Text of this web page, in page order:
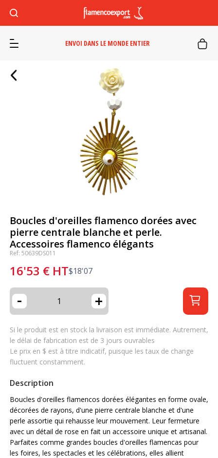
ENVOI DANS LE MONDE ENTIER
Boucles d'oreilles flamenco dorées avec
pierre centrale blanche et perle.
Accessoires flamenco élégants
Ref: 50639DS011
16'53 € HT$18'07
- +
Si le produit est en stock la livraison est immédiate. Autrement,
le délai de fabrication est de 3 jours ouvrables
Le prix en $ est à titre indicatif, puisque les taux de change
fluctuent constamment.
Description
Boucles d'oreilles flamencos dorées élégantes en forme ovale,
décorées de rayons, d'une pierre centrale blanche et d'une
perle assortie qui rehausse leur mouvement. Leur fermeture
avec un détail de rose en fait un accessoire unique et artisanal.
Parfaites comme grandes boucles d'oreilles flamencas pour
les foires, les spectacles et les célébrations, elles allient